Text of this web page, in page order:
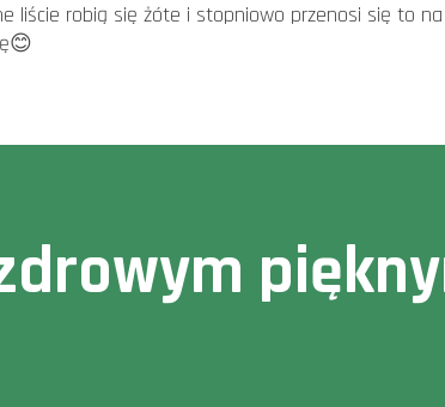
liście robią się żóte i stopniowo przenosi się to na